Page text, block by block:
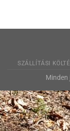
SZÁLLÍTÁSI